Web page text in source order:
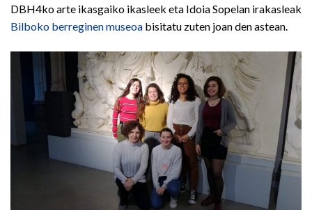
DBH4ko arte ikasgaiko ikasleek eta Idoia Sopelan irakasleak
Bilboko berreginen museoa bisitatu zuten joan den astean.